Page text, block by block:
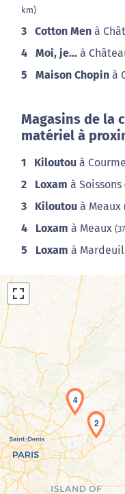
km)
3 Cotton Men à
4 Moi, je... à
5 Maison Chopin à
Magasins de la
matériel à
1 Kiloutou à
2 Loxam à Soissons
3 Kiloutou à Meaux
4 Loxam à Meaux
5 Loxam à Mardeuil
2
4